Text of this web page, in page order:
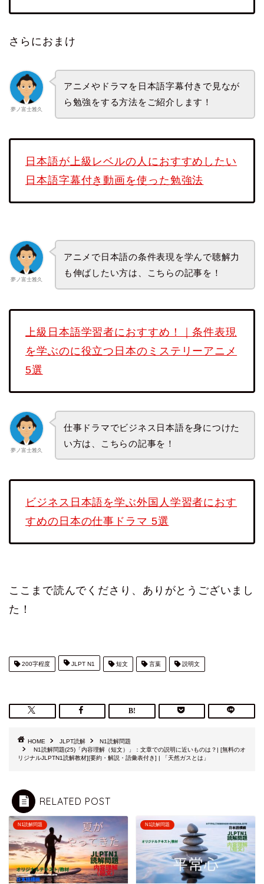
さらにおまけ
夢ノ富士雅久
アニメやドラマを日本語字幕付きで見なが
ら勉強をする方法をご紹介します！
日本語が上級レベルの人におすすめしたい
日本語字幕付き動画を使った勉強法
夢ノ富士雅久
アニメで日本語の条件表現を学んで聴解力
も伸ばしたい方は、こちらの記事を！
上級日本語学習者におすすめ！｜条件表現
を学ぶのに役立つ日本のミステリーアニメ
5選
夢ノ富士雅久
仕事ドラマでビジネス日本語を身につけた
い方は、こちらの記事を！
ビジネス日本語を学ぶ外国人学習者におす
すめの日本の仕事ドラマ 5選
ここまで読んでくださり、ありがとうございまし
た！
200字程度 JLPT N1 短文 言葉 説明文
HOME JLPT読解
N1読解問題
N1読解問題(25)「内容理解（短文）」：文章での説明に近いものは？| [無料のオ
リジナルJLPTN1読解教材][要約・解説・語彙表付き] | 「天然ガスとは」
RELATED POST
N1読解問題 N1読解問題